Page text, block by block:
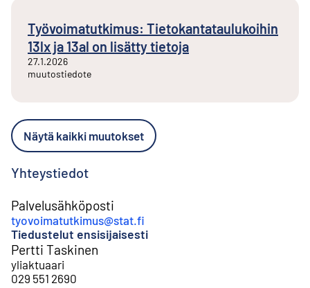
Työvoimatutkimus: Tietokantataulukoihin
13lx ja 13al on lisätty tietoja
27.1.2026
muutostiedote
Näytä kaikki muutokset
Yhteystiedot
Palvelusähköposti
tyovoimatutkimus@stat.fi
Tiedustelut ensisijaisesti
Pertti Taskinen
yliaktuaari
029 551 2690